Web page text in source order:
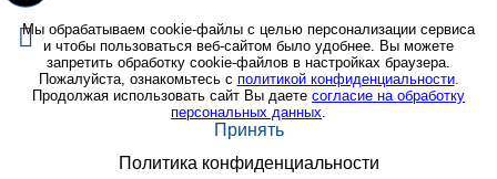
Мы обрабатываем cookie-файлы с целью персонализации сервиса
и чтобы пользоваться веб-сайтом было удобнее. Вы можете
запретить обработку cookie-файлов в настройках браузера.
Пожалуйста, ознакомьтесь с политикой конфиденциальности.
Продолжая использовать сайт Вы даете согласие на обработку
персональных данных.
Принять
Политика конфиденциальности